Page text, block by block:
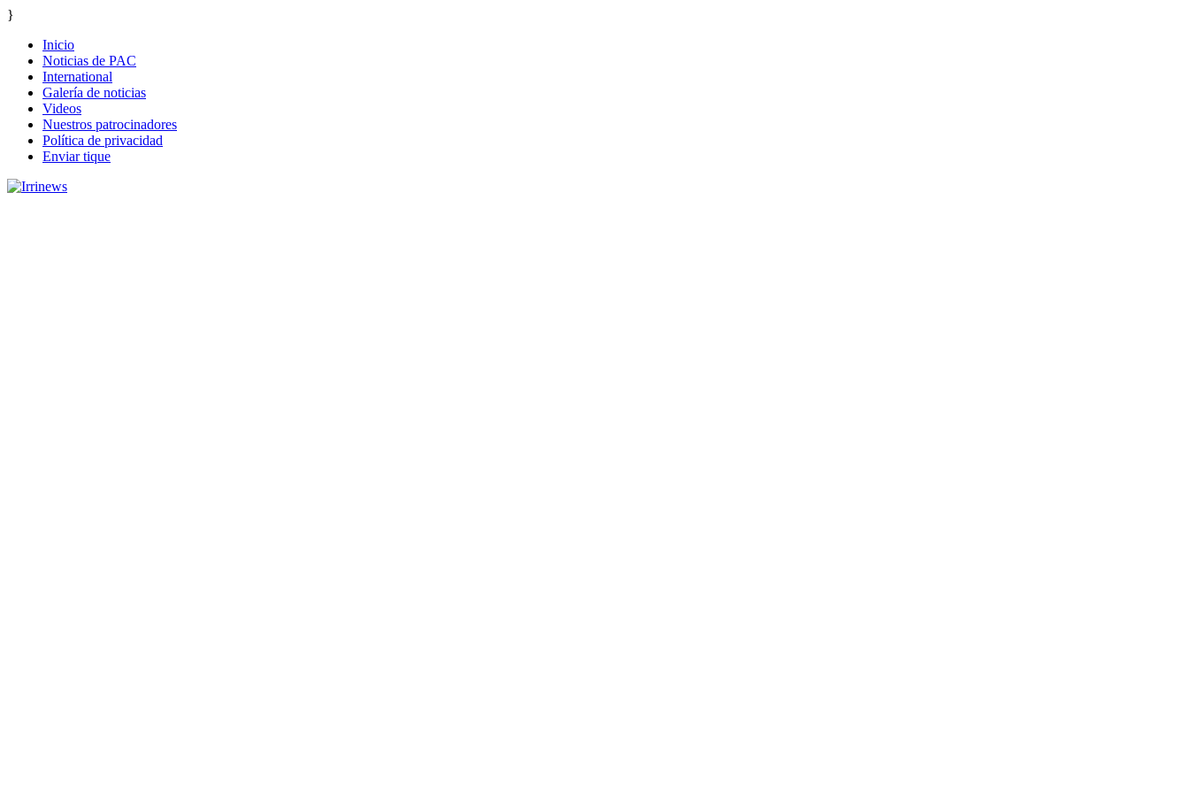
}
Inicio
Noticias de PAC
International
Galería de noticias
Videos
Nuestros patrocinadores
Política de privacidad
Enviar tique